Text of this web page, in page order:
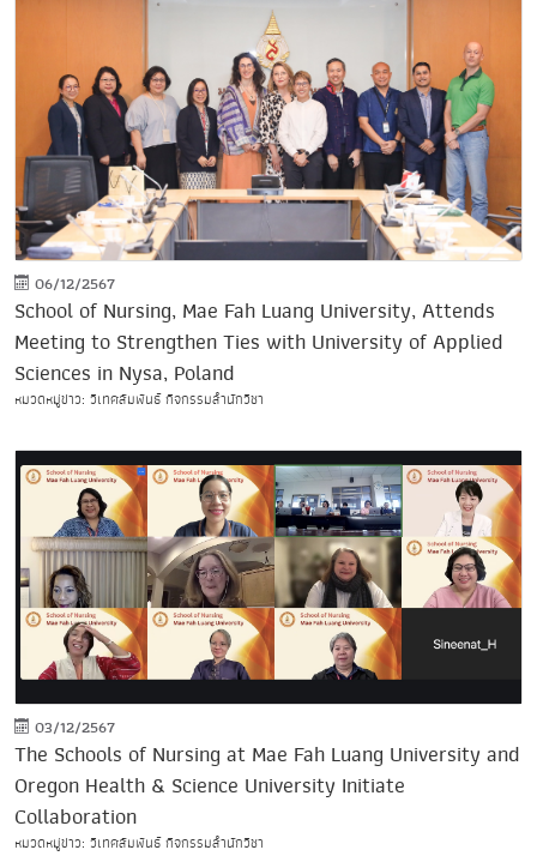
06/12/2567
School of Nursing, Mae Fah Luang University, Attends
Meeting to Strengthen Ties with University of Applied
Sciences in Nysa, Poland
หมวดหมู่ข่าว: วิเทศสัมพันธ์ กิจกรรมสำนักวิชา
03/12/2567
The Schools of Nursing at Mae Fah Luang University and
Oregon Health & Science University Initiate
Collaboration
หมวดหมู่ข่าว: วิเทศสัมพันธ์ กิจกรรมสำนักวิชา